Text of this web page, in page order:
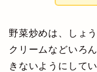
野菜炒めは、しょ
クリームなどいろ
きないようにしてい